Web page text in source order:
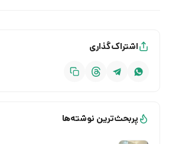
اشتراک‌گذاری
پربحث‌ترین نوشته‌ها